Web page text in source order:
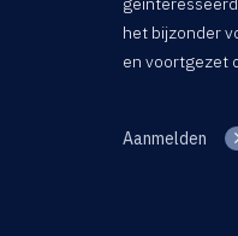
het bijzonder
en voortgezet
Aanmelden